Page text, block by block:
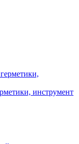
инструмент